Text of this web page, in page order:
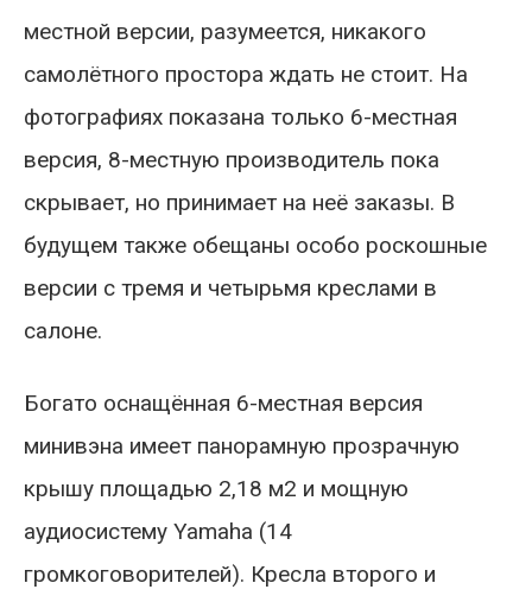
местной версии, разумеется, никакого
самолётного простора ждать не стоит. На
фотографиях показана только 6-местная
версия, 8-местную производитель пока
скрывает, но принимает на неё заказы. В
будущем также обещаны особо роскошные
версии с тремя и четырьмя креслами в
салоне.
Богато оснащённая 6-местная версия
минивэна имеет панорамную прозрачную
крышу площадью 2,18 м2 и мощную
аудиосистему Yamaha (14
громкоговорителей). Кресла второго и